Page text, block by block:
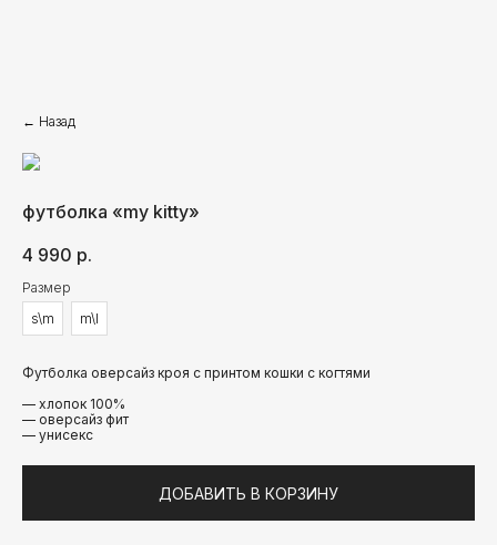
← Назад
футболка «my kitty»
4 990 р.
Размер
s\m
m\l
Футболка оверсайз кроя с принтом кошки с когтями
— хлопок 100%
— оверсайз фит
— унисекс
ДОБАВИТЬ В КОРЗИНУ
ВАМ ПОНРАВИТСЯ